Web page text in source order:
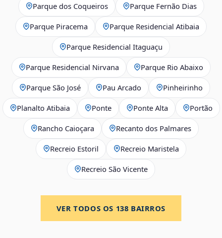
Parque dos Coqueiros Parque Fernão Dias
Parque Piracema Parque Residencial Atibaia
Parque Residencial Itaguaçu
Parque Residencial Nirvana Parque Rio Abaixo
Parque São José Pau Arcado Pinheirinho
Planalto Atibaia Ponte Ponte Alta Portão
Rancho Caioçara Recanto dos Palmares
Recreio Estoril Recreio Maristela
Recreio São Vicente
VER TODOS OS 138 BAIRROS